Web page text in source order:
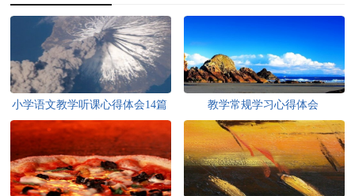
小学语文教学听课心得体会14篇 教学常规学习心得体会